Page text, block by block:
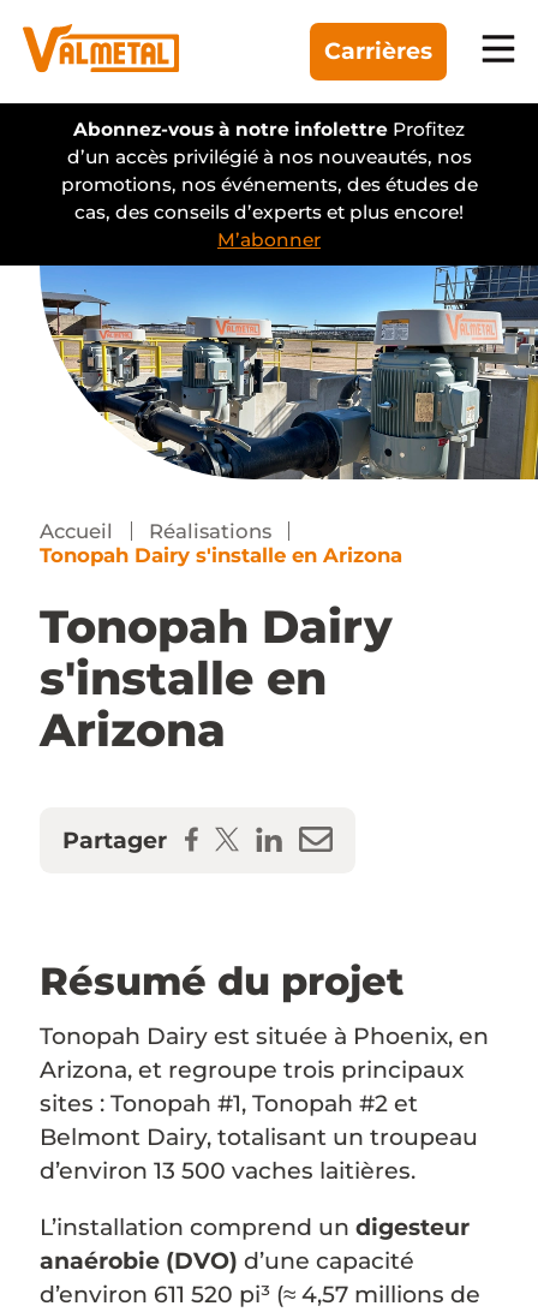
Abonnez-vous à notre infolettre Profitez
d’un accès privilégié à nos nouveautés, nos
promotions, nos événements, des études de
cas, des conseils d’experts et plus encore!
M’abonner
Carrières
Équipement
Gammes
Automatisation
Réalisations
Trouver un concessionnaire
À propos
Accès concessionnaire
EN
Accueil
Réalisations
Tonopah Dairy s'installe en Arizona
Tonopah Dairy
s'installe en
Arizona
Partager
Résumé du projet
Tonopah Dairy est située à Phoenix, en
Arizona, et regroupe trois principaux
sites : Tonopah #1, Tonopah #2 et
Belmont Dairy, totalisant un troupeau
d’environ 13 500 vaches laitières.
L’installation comprend undigesteur
anaérobie (DVO) d’une capacité
d’environ 611 520 pi³ (≈ 4,57 millions de